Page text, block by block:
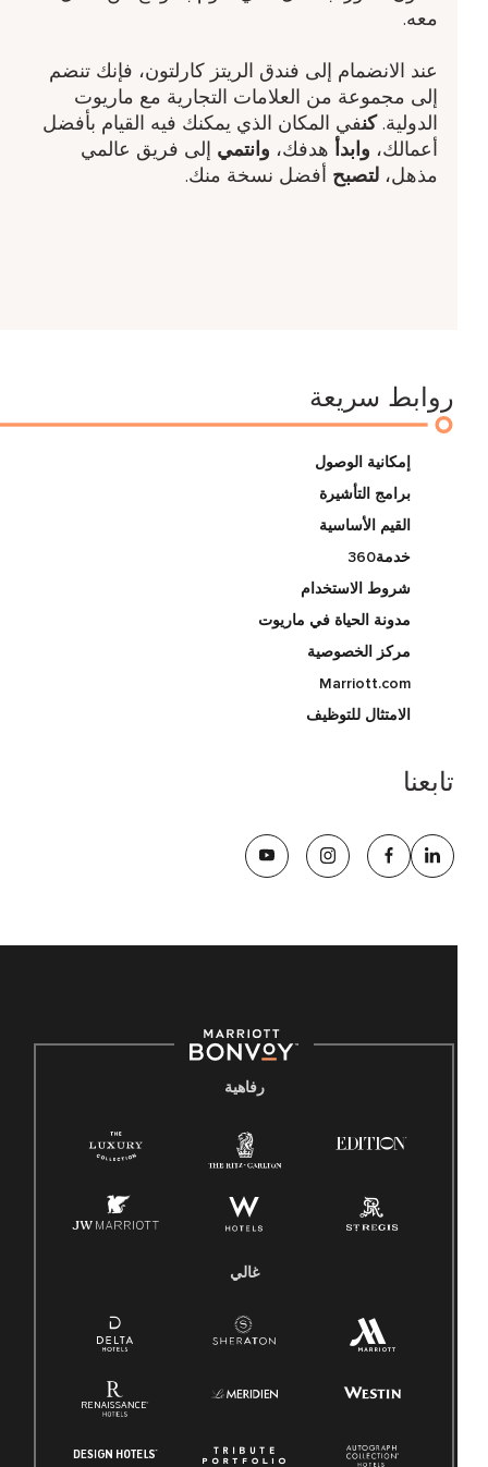
معه.
عند الانضمام إلى فندق الريتز كارلتون، فإنك تنضم
إلى مجموعة من العلامات التجارية مع ماريوت
الدولية.كنفي المكان الذي يمكنك فيه القيام بأفضل
أعمالك،وابدأهدفك،وانتميإلى فريق عالمي
مذهل،لتصبحأفضل نسخة منك.
روابط سريعة
إمكانية الوصول
برامج التأشيرة
القيم الأساسية
خدمة360
شروط الاستخدام
مدونة الحياة في ماريوت
مركز الخصوصية
Marriott.com
الامتثال للتوظيف
تابعنا
رفاهية
غالي